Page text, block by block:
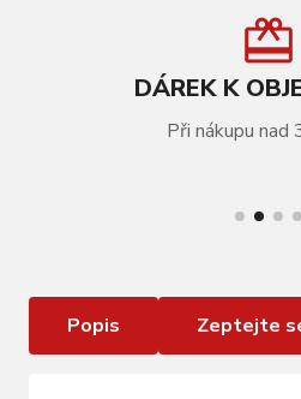
DÁREK K
Při nákupu nad
Popis Zeptejte